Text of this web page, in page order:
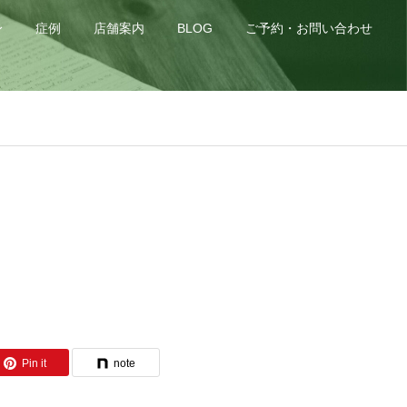
症例 店舗案内 BLOG ご予約・お問い合わせ
Pin it note